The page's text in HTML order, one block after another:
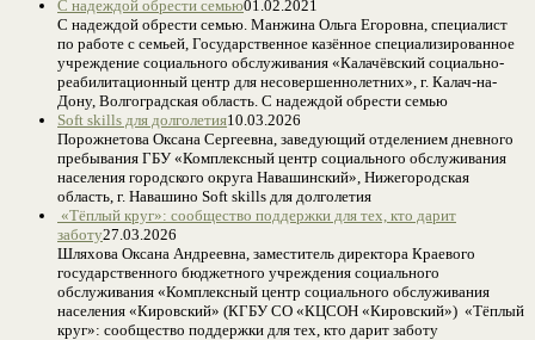
C надеждой обрести семью01.02.2021
C надеждой обрести семью. Манжина Ольга Егоровна, специалист
по работе с семьей, Государственное казённое специализированное
учреждение социального обслуживания «Калачёвский социально-
реабилитационный центр для несовершеннолетних», г. Калач-на-
Дону, Волгоградская область. C надеждой обрести семью
Soft skills для долголетия10.03.2026
Порожнетова Оксана Сергеевна, заведующий отделением дневного
пребывания ГБУ «Комплексный центр социального обслуживания
населения городского округа Навашинский», Нижегородская
область, г. Навашино Soft skills для долголетия
«Тёплый круг»: сообщество поддержки для тех, кто дарит
заботу27.03.2026
Шляхова Оксана Андреевна, заместитель директора Краевого
государственного бюджетного учреждения социального
обслуживания «Комплексный центр социального обслуживания
населения «Кировский» (КГБУ СО «КЦСОН «Кировский») «Тёплый
круг»: сообщество поддержки для тех, кто дарит заботу